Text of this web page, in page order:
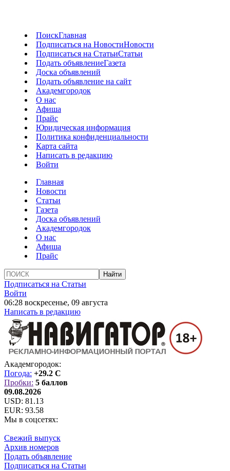
ПоискГлавная
Подписаться на НовостиНовости
Подписаться на СтатьиСтатьи
Подать объявлениеГазета
Доска объявлений
Подать объявление на сайт
Академгородок
О нас
Афиша
Прайс
Юридическая информация
Политика конфиденциальности
Карта сайта
Написать в редакцию
Войти
Главная
Новости
Статьи
Газета
Доска объявлений
Академгородок
О нас
Афиша
Прайс
Подписаться на Статьи
Войти
06:28 воскресенье, 09 августа
Написать в редакцию
Академгородок:
Погода: +29.2 C
Пробки: 5 баллов
09.08.2026
USD: 81.13
EUR: 93.58
Мы в соцсетях:
Свежий выпуск
Архив номеров
Подать объявление
Подписаться на Статьи